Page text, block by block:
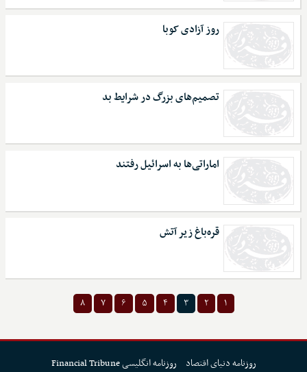
روز آزادی کوبا
تصمیم‌های بزرگ در شرایط بد
اماراتی‌ها به اسرائیل رفتند
قره‌باغ زیر آتش
۱ ۲ ۳ ۴ ۵ ۶ ۷ ۸
روزنامه دنیای اقتصاد روزنامه انگلیسی Financial Tribune